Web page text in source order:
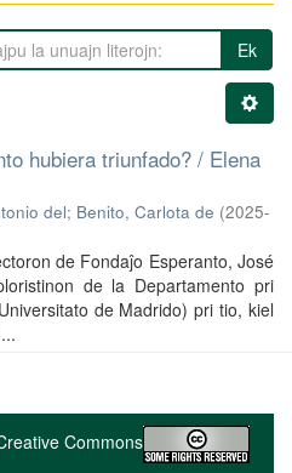
Ek
hubiera triunfado? / Elena
del; Benito, Carlota de (2025-
de Fondaĵo Esperanto, José
de la Departamento pri
de Madrido) pri tio, kiel
Commons